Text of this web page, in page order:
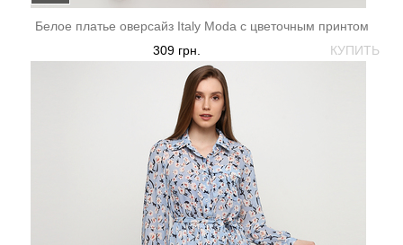
Белое платье оверсайз Italy Moda с цветочным принтом
КУПИТЬ
309 грн.